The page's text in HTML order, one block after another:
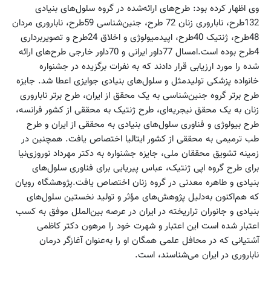
وی اظهار کرده بود: طرح‌های ارائه‌شده در گروه سلول‌های بنیادی
132طرح، ناباروری زنان 72 طرح، جنین‌شناسی 59طرح، ناباروری مردان
48طرح، ژنتیک 40طرح، اپیدمیولوژی و اخلاق 24طرح و تصویربرداری
4طرح بوده است.امسال 77داور ایرانی و 70داور خارجی طرح‌های ارائه
شده را مورد ارزیابی قرار دادند که به نفرات برگزیده در جشنواره
خانواده پزشکی تولید‌مثل و سلول‌های بنیادی جوایزی اعطا شد. جایزه
طرح برتر گروه جنین‌شناسی به یک محقق از ایران، طرح برتر ناباروری
زنان به یک محقق نیجریه‌ای، طرح ژنتیک به محققی از کشور فرانسه،
طرح بیولوژی و فناوری سلول‌های بنیادی به محققی از ایران و طرح
طب ترمیمی به محققی از کشور ایتالیا اختصاص یافت. همچنین در
زمینه تشویق محققان ملی، جایزه جشنواره به دکتر مهرداد نوروزی‌نیا
برای طرح گروه اپی ژنتیک، عباس پیریایی برای فناوری سلول‌های
بنیادی و طاهره معدنی در گروه زنان اختصاص یافت.پژوهشگاه رویان
که هم‌اکنون به‌دلیل پژوهش‌های مؤثر و تولید نخستین سلول‌های
بنیادی و جانوران تراریخته در ایران در عرصه بین‌الملل موفق به کسب
اعتبار شده است این اعتبار و شهرت خود را مرهون دکتر کاظمی
آشتیانی که در محافل علمی همگان او را به‌عنوان آغازگر درمان
ناباروری در ایران می‌شناسند، است.